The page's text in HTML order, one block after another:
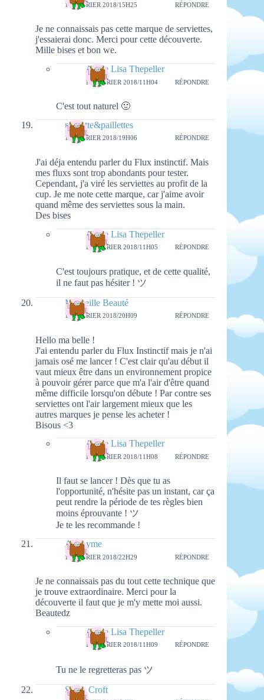
16 FÉVRIER 2018/15H25 RÉPONDRE
Je ne connaissais pas cette marque de serviettes,
j'essaierai donc. Merci pour cette découverte.
Mille bises et bon we.
Aimie Lisa Thepeller
19 FÉVRIER 2018/11H04 RÉPONDRE
C'est tout naturel 🙂
pichette&paillettes
16 FÉVRIER 2018/19H06 RÉPONDRE
J'ai déja entendu parler du Flux instinctif. Mais
mes fluxs sont trop abondants pour tester.
Cependant, j'a viré les serviettes au profit de la
cup. Je me note cette marque, car j'aime avoir
quand même des serviettes sous la main.
Des bises
Aimie Lisa Thepeller
19 FÉVRIER 2018/11H05 RÉPONDRE
C'est toujours pratique, et de cette qualité,
il ne faut pas hésiter ! ツ
Merveille Beauté
16 FÉVRIER 2018/20H09 RÉPONDRE
Hello ma belle !
J'ai entendu parler du Flux Instinctif mais je n'ai
jamais osé me lancer ! C'est clair qu'au début il
vaut mieux être dans un environnement propice
à pouvoir gérer parce que m'a l'air d'être quand
même difficile lorsqu'on débute ! Par contre ses
serviettes ont l'air largement mieux que les
autres marques je pense les acheter !
Bisous <3
Aimie Lisa Thepeller
19 FÉVRIER 2018/11H08 RÉPONDRE
Il faut se lancer ! Dès que tu as
l'opportunité, n'hésite pas un instant, car ça
peut rendre la période de tes règles bien
moins éprouvante ! ツ
Je te les recommande !
Anonyme
16 FÉVRIER 2018/22H29 RÉPONDRE
Je ne connaissais pas du tout cette technique que
je trouve extraordinaire. Merci pour la
découverte il faut que je m'y mette moi aussi.
Beautedz
Aimie Lisa Thepeller
19 FÉVRIER 2018/11H09 RÉPONDRE
Tu ne le regretteras pas ツ
Sarah Croft